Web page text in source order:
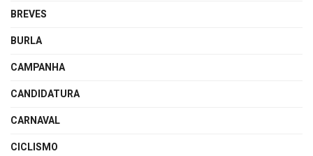
BREVES
BURLA
CAMPANHA
CANDIDATURA
CARNAVAL
CICLISMO